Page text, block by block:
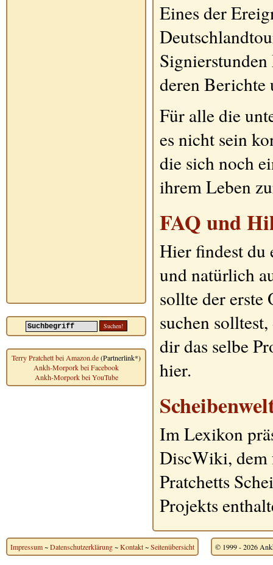
Terry Pratchett bei Amazon.de(Partnerlink*)
Ankh-Morpork bei Facebook
Ankh-Morpork bei YouTube
Eines der
deren Berichte
Für alle die
es nicht sein
die sich noch
ihrem Leben
FAQ und
Hier findest du
und natürlich
sollte der erste
suchen
dir das selbe
hier.
Im Lexikon
DiscWiki, dem
Pratchetts
Projekts
Impressum~Datenschutzerklärung~Kontakt~Seitenübersicht © 1999 - 2026